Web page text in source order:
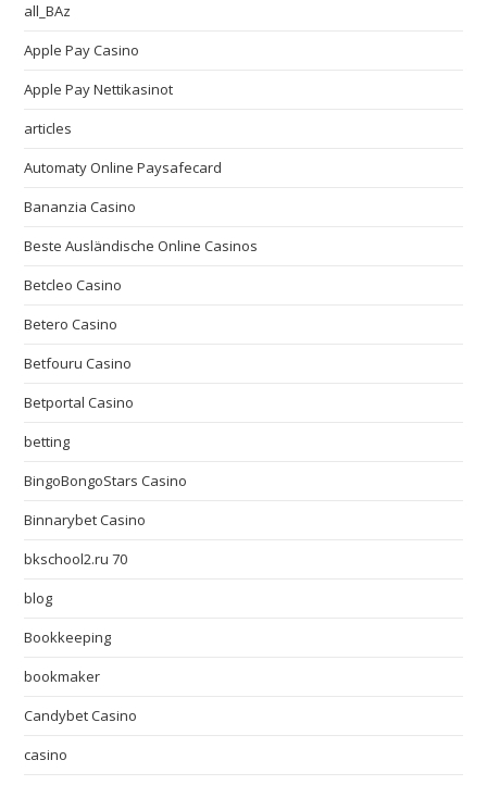
all_BAz
Apple Pay Casino
Apple Pay Nettikasinot
articles
Automaty Online Paysafecard
Bananzia Casino
Beste Ausländische Online Casinos
Betcleo Casino
Betero Casino
Betfouru Casino
Betportal Casino
betting
BingoBongoStars Casino
Binnarybet Casino
bkschool2.ru 70
blog
Bookkeeping
bookmaker
Candybet Casino
casino